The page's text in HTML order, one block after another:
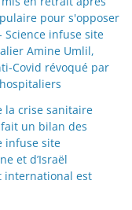
pour s'opposer
infuse site
Amine Umlil,
Covid révoqué par
la crise sanitaire
un bilan des
infuse site
et d’Israël
international est